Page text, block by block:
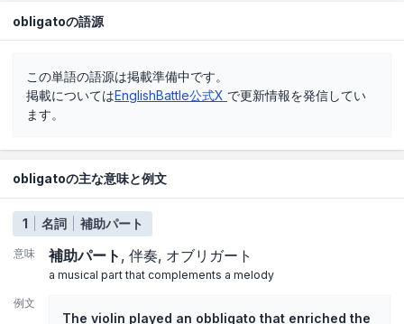
obligatoの語源
この単語の語源は掲載準備中です。
掲載についてはEnglishBattle公式X で更新情報を発信してい
ます。
obligatoの主な意味と例文
1 名詞 補助パート
意味 補助パート 伴奏 オブリガート
a musical part that complements a melody
例文
The violin played an obbligato that enriched the